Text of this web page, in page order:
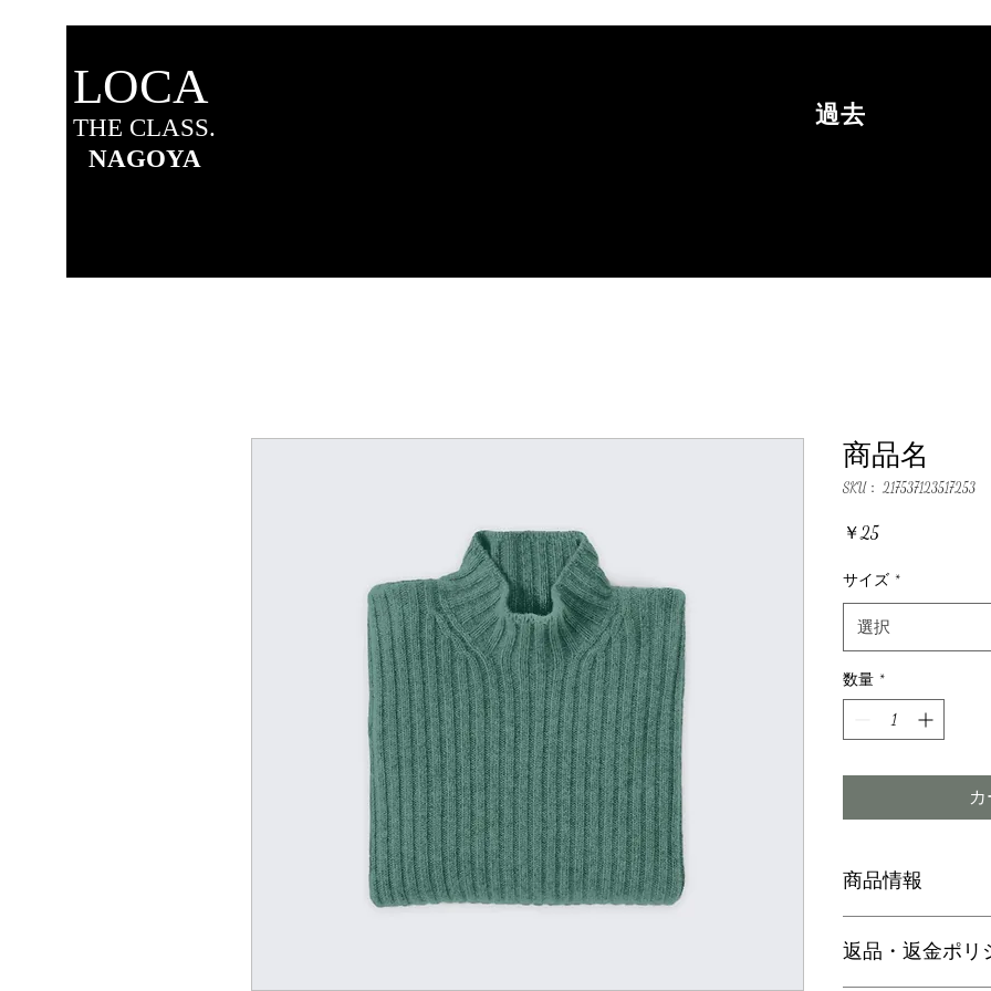
LOCA
THE CLASS.
NAGOYA
過去
商品名
SKU： 217537123517253
￥25価
サイズ *
選択
数量 *
商品情報
明に加え、商品の特
返品・返金ポリ